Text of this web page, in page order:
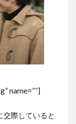
name=””]
交際していると